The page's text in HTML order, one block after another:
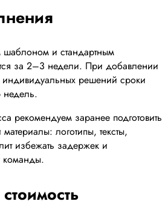
шаблоном и стандартным
за 2–3 недели. При добавлении
решений сроки
недель.
рекомендуем заранее подготовить
логотипы, тексты,
избежать задержек и
команды.